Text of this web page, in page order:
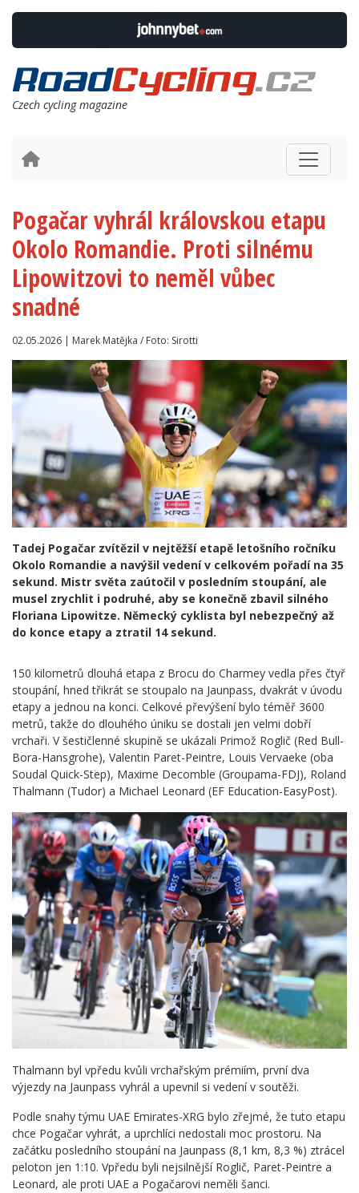
Czech cycling magazine
Pogačar vyhrál královskou etapu
Okolo Romandie. Proti silnému
Lipowitzovi to neměl vůbec
snadné
02.05.2026 | Marek Matějka / Foto: Sirotti
Tadej Pogačar zvítězil v nejtěžší etapě letošního ročníku
Okolo Romandie a navýšil vedení v celkovém pořadí na 35
sekund. Mistr světa zaútočil v posledním stoupání, ale
musel zrychlit i podruhé, aby se konečně zbavil silného
Floriana Lipowitze. Německý cyklista byl nebezpečný až
do konce etapy a ztratil 14 sekund.
150 kilometrů dlouhá etapa z Brocu do Charmey vedla přes čtyř
stoupání, hned třikrát se stoupalo na Jaunpass, dvakrát v úvodu
etapy a jednou na konci. Celkové převýšení bylo téměř 3600
metrů, takže do dlouhého úniku se dostali jen velmi dobří
vrchaři. V šestičlenné skupině se ukázali Primož Roglič (Red Bull-
Bora-Hansgrohe), Valentin Paret-Peintre, Louis Vervaeke (oba
Soudal Quick-Step), Maxime Decomble (Groupama-FDJ), Roland
Thalmann (Tudor) a Michael Leonard (EF Education-EasyPost).
Thalmann byl vpředu kvůli vrchařským prémiím, první dva
výjezdy na Jaunpass vyhrál a upevnil si vedení v soutěži.
Podle snahy týmu UAE Emirates-XRG bylo zřejmé, že tuto etapu
chce Pogačar vyhrát, a uprchlíci nedostali moc prostoru. Na
začátku posledního stoupání na Jaunpass (8,1 km, 8,3 %) ztrácel
peloton jen 1:10. Vpředu byli nejsilnější Roglič, Paret-Peintre a
Leonard, ale proti UAE a Pogačarovi neměli šanci.